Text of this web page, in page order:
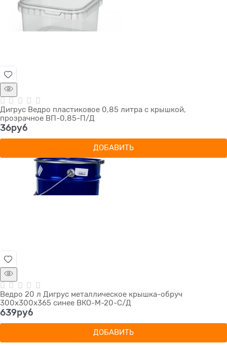
Дигрус Ведро пластиковое 0,85 литра с крышкой,
прозрачное ВП-0,85-П/Д
36руб
ДОБАВИТЬ
Ведро 20 л Дигрус металлическое крышка-обруч
300х300х365 синее ВКО-М-20-С/Д
639руб
ДОБАВИТЬ